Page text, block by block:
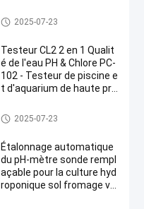
Compteur pH de Bluetooth
2025-07-23
Testeur CL2 2 en 1 Qualit
é de l'eau PH & Chlore PC-
102 - Testeur de piscine e
t d'aquarium de haute pré
Compteur pH de Bluetooth
2025-07-23
Étalonnage automatique
du pH-mètre sonde rempl
açable pour la culture hyd
roponique sol fromage via